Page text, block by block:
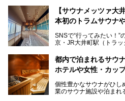
となっている新しいス
最近、SNSやメディアで
本記事では、そもそもこ
いおしゃれな名店15選
します。
【サウナメッツァ大
本初のトラムサウナ
SNSで“行ってみたい！”
京・JR大井町駅（トラッ
ツァ大井町トラックス」
ポ―トします。
都内で泊まれるサウ
ホテルや女性・カッ
個性豊かなサウナがひし
業のサウナ施設や泊まれ